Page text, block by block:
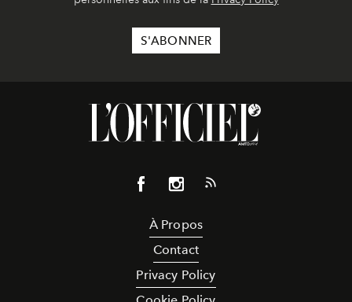
À Propos
Contact
Privacy Policy